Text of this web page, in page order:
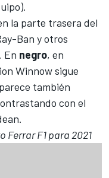
la parte trasera del
Ban y otros
En negro, en
Winnow sigue
también
con el
Ferrar F1 para 2021